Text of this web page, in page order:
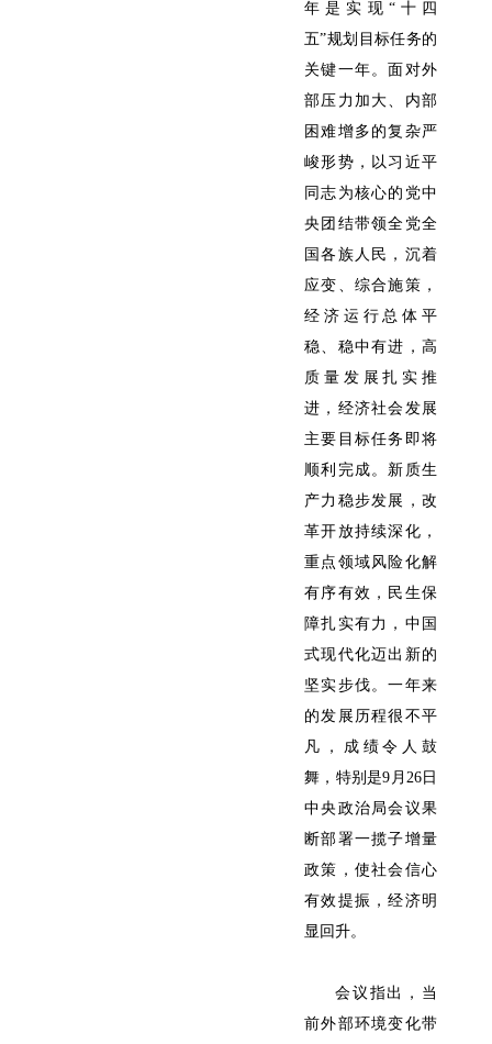
年是实现“十四
五”规划目标任务的
关键一年。面对外
部压力加大、内部
困难增多的复杂严
峻形势，以习近平
同志为核心的党中
央团结带领全党全
国各族人民，沉着
应变、综合施策，
经济运行总体平
稳、稳中有进，高
质量发展扎实推
进，经济社会发展
主要目标任务即将
顺利完成。新质生
产力稳步发展，改
革开放持续深化，
重点领域风险化解
有序有效，民生保
障扎实有力，中国
式现代化迈出新的
坚实步伐。一年来
的发展历程很不平
凡，成绩令人鼓
舞，特别是9月26日
中央政治局会议果
断部署一揽子增量
政策，使社会信心
有效提振，经济明
显回升。
会议指出，当
前外部环境变化带